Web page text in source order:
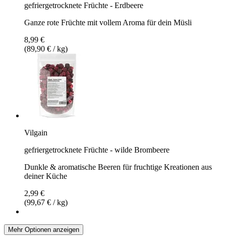
gefriergetrocknete Früchte - Erdbeere
Ganze rote Früchte mit vollem Aroma für dein Müsli
8,99 €
(89,90 € / kg)
Vilgain
gefriergetrocknete Früchte - wilde Brombeere
Dunkle & aromatische Beeren für fruchtige Kreationen aus
deiner Küche
2,99 €
(99,67 € / kg)
Mehr Optionen anzeigen